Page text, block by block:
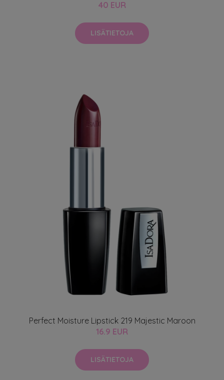
40 EUR
LISÄTIETOJA
Perfect Moisture Lipstick 219 Majestic Maroon
16.9 EUR
LISÄTIETOJA